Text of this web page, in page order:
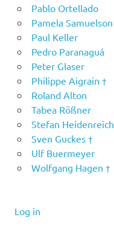
Pablo Ortellado
Pamela Samuelson
Paul Keller
Pedro Paranaguá
Peter Glaser
Philippe Aigrain †
Roland Alton
Tabea Rößner
Stefan Heidenreich
Sven Guckes †
Ulf Buermeyer
Wolfgang Hagen †
Log in